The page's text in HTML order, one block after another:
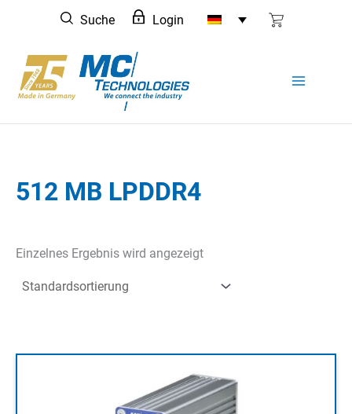
springen
Suche Login
512 MB LPDDR4
Einzelnes Ergebnis wird angezeigt